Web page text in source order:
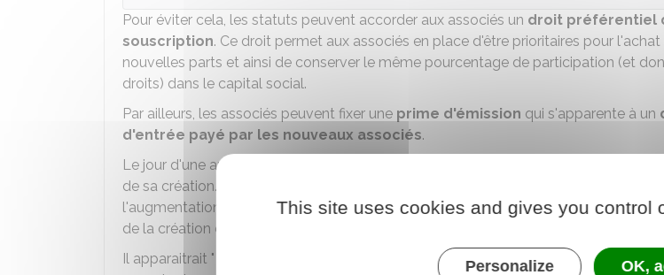
Pour éviter cela, les statuts peuvent accorder aux associés un droit préférentiel
souscription. Ce droit permet aux associés en place d'être prioritaires pour l'achat
nouvelles parts et ainsi de conserver le même pourcentage de participation (et
droits) dans le capital social.
Par ailleurs, les associés peuvent fixer une prime d'émission qui s'apparente à un
d'entrée payé par les nouveaux associés.
Le jour d'une augmentation de capital, la société est en principe
de sa création. Dès lors,
l'augmentation de capital)est supérieure à leur valeur nominale(leur valeur
de la création de la société).
Il apparaitrait " injuste " qu'un nouvel associé puisse entrer au capital à cet instant,
This site uses cookies and gives you control
Personalize OK,